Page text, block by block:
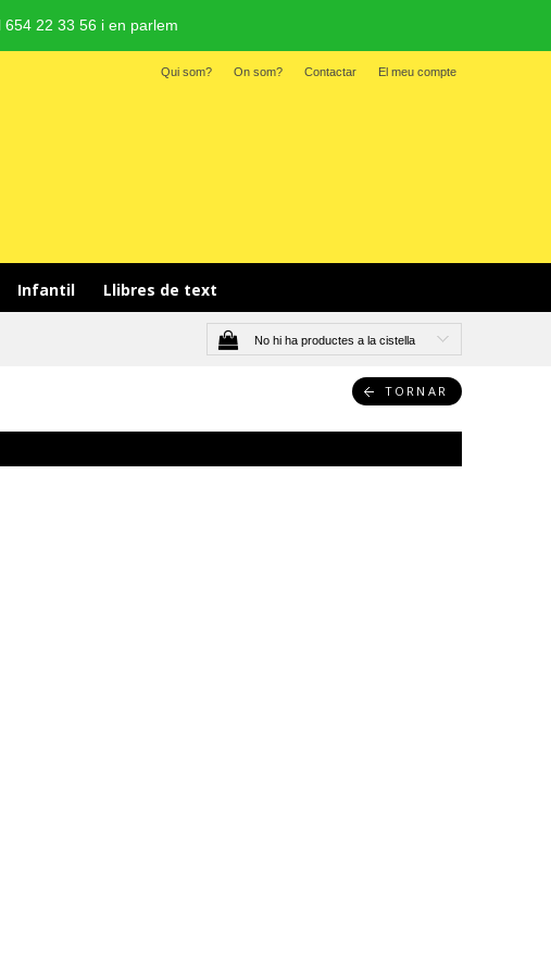
22 33 56 i en parlem
Qui som? On som? Contactar El meu compte
Infantil Llibres de text
No hi ha productes a la cistella
TORNAR